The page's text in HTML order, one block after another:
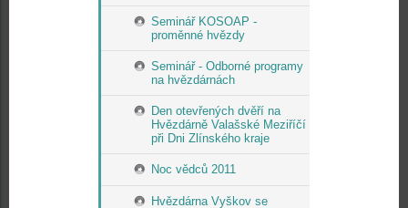
Seminář KOSOAP -
proměnné hvězdy
Seminář - Odborné programy
na hvězdárnách
Den otevřených dvěří na
Hvězdárně Valašské Meziříčí
při Dni Zlínského kraje
Noc vědců 2011
Hvězdárna Vyškov se